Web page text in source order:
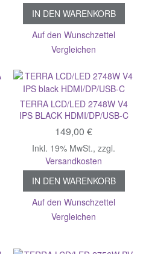
IN DEN WARENKORB
Auf den Wunschzettel
Vergleichen
TERRA LCD/LED 2748W V4
IPS BLACK HDMI/DP/USB-C
149,00 €
Inkl. 19% MwSt.,zzgl.
Versandkosten
IN DEN WARENKORB
Auf den Wunschzettel
Vergleichen